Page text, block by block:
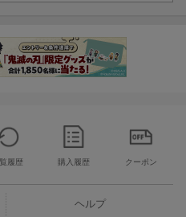
履歴 購入履歴 クーポン
ヘルプ